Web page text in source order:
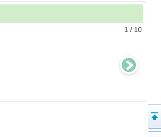
1 / 10
高田 郁／著